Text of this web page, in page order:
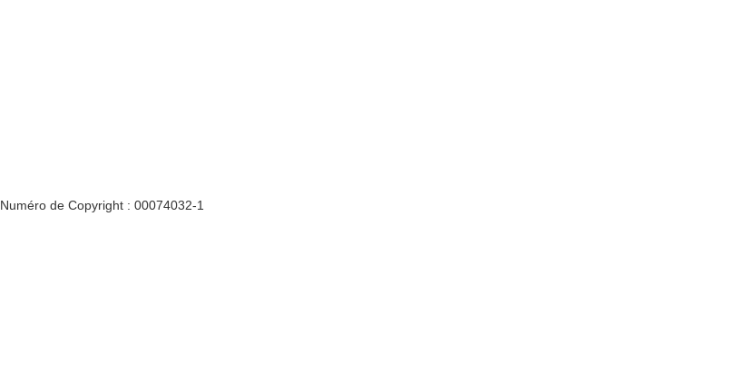
Numéro de Copyright : 00074032-1